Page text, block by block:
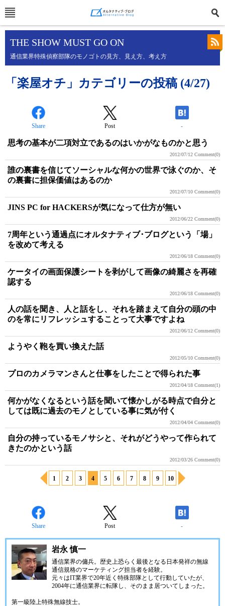
THE SHOW MUST GO ON
通信業界特殊偵察部隊のモノゴトの見方、見え方、考え方
「楽屋オチ」カテゴリーの投稿 (4/27)
Share Post -
思考の基本が二項対立であるのはいかがなものかと思う
2012/07/12 Comment(0)
誰の裏書を信じてソーシャルな何かの世界で泳ぐのか、そ
の裏書に担保価値はあるのか
2012/07/10 Comment(0)
JINS PC for HACKERSが気になって仕方が無い
2012/06/22 Comment(0)
7周年という通過点にオルタナティブ･ブログという「場」
を改めて考える
2012/06/18 Comment(0)
ケータイの画面保護シートを剥がして画像の綺麗さを再確
認する
2012/06/18 Comment(0)
人の話を聞き、人と話をし、それを踏まえて自分の頭の中
のを常にリフレッシュすることって大事ですよね
2012/06/12 Comment(0)
ようやく鞄を買い換えた話
2012/05/10 Comment(0)
プロのカメラマンさんと仕事をしたことで得られた事
2012/04/18 Comment(1)
何かがなくなるという話を聞いて懐かしがる時点で自分と
しては既に過去のモノとしている事に気が付く
2012/04/04 Comment(0)
自分の持っているモノサシと、それがどうやって作られて
きたのかという話
2012/03/26 Comment(0)
1 2 3 4 5 6 7 8 9 10
Share Post -
岩永 慎一
通信業界の傭兵。歴史上恐らく最後となる日本発祥の無線
通信規格のマーケティング担当者を経験。
元々はIT業界で20年近く特殊部隊として行動していたが、
2004年に通信業界に転隊し、そのまま居ついてしまった。
第一級陸上特殊無線技士。